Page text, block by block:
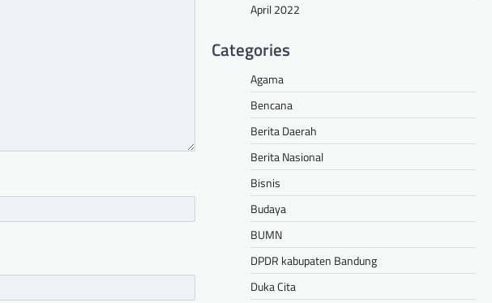
April 2022
Categories
Agama
Bencana
Berita Daerah
Berita Nasional
Bisnis
Budaya
BUMN
DPDR kabupaten Bandung
Duka Cita